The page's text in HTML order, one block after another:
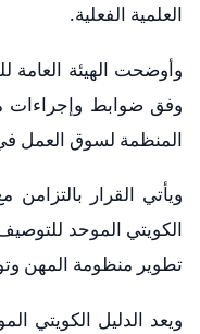
العلمية الفعلية.
وأوضحت الهيئة العامة
وفق ضوابط وإجراءات
المنظمة لسوق العمل
ويأتي القرار
الكويتي الموحد
تطوير منظومة المهن
ويعد الدليل الكويتي